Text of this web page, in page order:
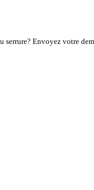
Envoyez votre